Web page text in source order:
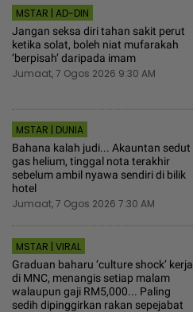
MSTAR | AD-DIN
Jangan seksa diri tahan sakit perut
ketika solat, boleh niat mufarakah
‘berpisah’ daripada imam
Jumaat, 7 Ogos 2026 9:30 AM
MSTAR | DUNIA
Bahana kalah judi... Akauntan sedut
gas helium, tinggal nota terakhir
sebelum ambil nyawa sendiri di bilik
hotel
Jumaat, 7 Ogos 2026 7:30 AM
MSTAR | VIRAL
Graduan baharu ‘culture shock’ kerja
di MNC, menangis setiap malam
walaupun gaji RM5,000... Paling
sedih dipinggirkan rakan sepejabat